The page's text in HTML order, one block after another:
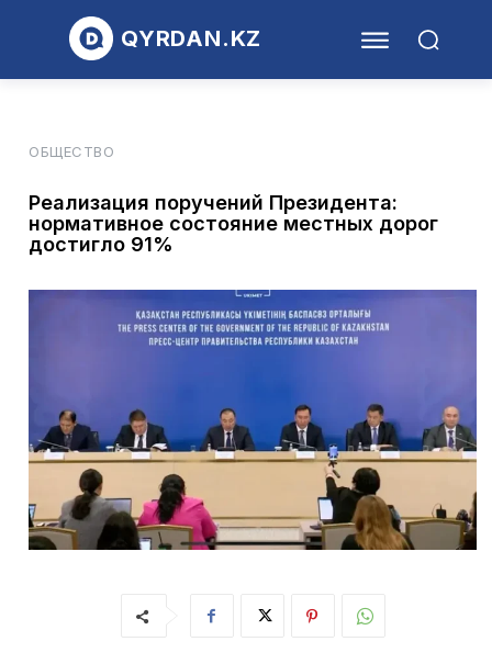
QYRDAN.KZ
ОБЩЕСТВО
Реализация поручений Президента:
нормативное состояние местных дорог
достигло 91%